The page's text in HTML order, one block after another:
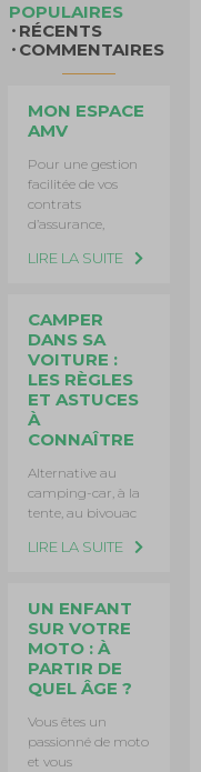
POPULAIRES
RÉCENTS
COMMENTAIRES
MON ESPACE
AMV
Pour une gestion
facilitée de vos
contrats
d’assurance,
LIRE LA SUITE
CAMPER
DANS SA
VOITURE :
LES RÈGLES
ET ASTUCES
À
CONNAÎTRE
Alternative au
camping-car, à la
tente, au bivouac
LIRE LA SUITE
UN ENFANT
SUR VOTRE
MOTO : À
PARTIR DE
QUEL ÂGE ?
Vous êtes un
passionné de moto
et vous